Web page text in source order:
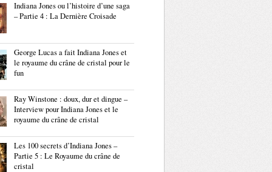
Indiana Jones ou l’histoire d’une saga
– Partie 4 : La Dernière Croisade
George Lucas a fait Indiana Jones et
le royaume du crâne de cristal pour le
fun
Ray Winstone : doux, dur et dingue –
Interview pour Indiana Jones et le
royaume du crâne de cristal
Les 100 secrets d’Indiana Jones –
Partie 5 : Le Royaume du crâne de
cristal